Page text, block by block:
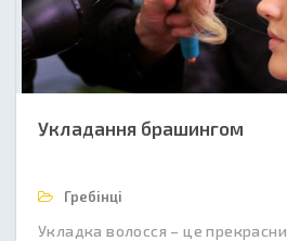
Укладання брашингом
Гребінці
Укладка волосся – це